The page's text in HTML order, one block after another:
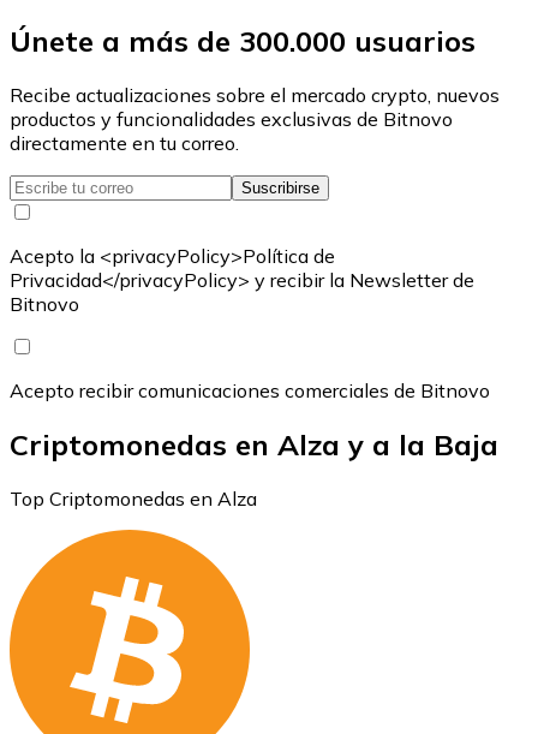
Únete a más de 300.000 usuarios
Recibe actualizaciones sobre el mercado crypto, nuevos
productos y funcionalidades exclusivas de Bitnovo
directamente en tu correo.
Suscribirse
Acepto la <privacyPolicy>Política de
Privacidad</privacyPolicy> y recibir la Newsletter de
Bitnovo
Acepto recibir comunicaciones comerciales de Bitnovo
Criptomonedas en Alza y a la Baja
Top Criptomonedas en Alza